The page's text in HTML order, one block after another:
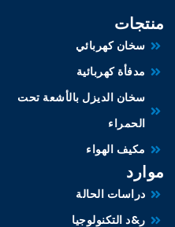
منتجات
سخان كهربائي
مدفأة كهربائية
سخان الديزل بالأشعة تحت
الحمراء
مكيف الهواء
موارد
دراسات الحالة
ر&د التكنولوجيا